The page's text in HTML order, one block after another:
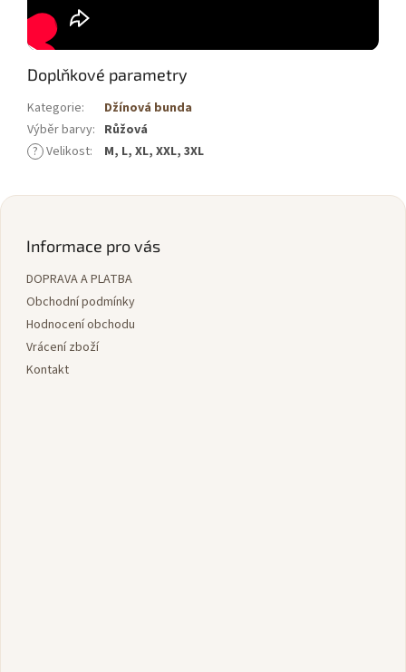
Doplňkové parametry
Kategorie:
Džínová bunda
Výběr barvy: Růžová
? Velikost: M, L, XL, XXL, 3XL
Z
Informace pro vás
DOPRAVA A PLATBA
Obchodní podmínky
Hodnocení obchodu
Vrácení zboží
Kontakt